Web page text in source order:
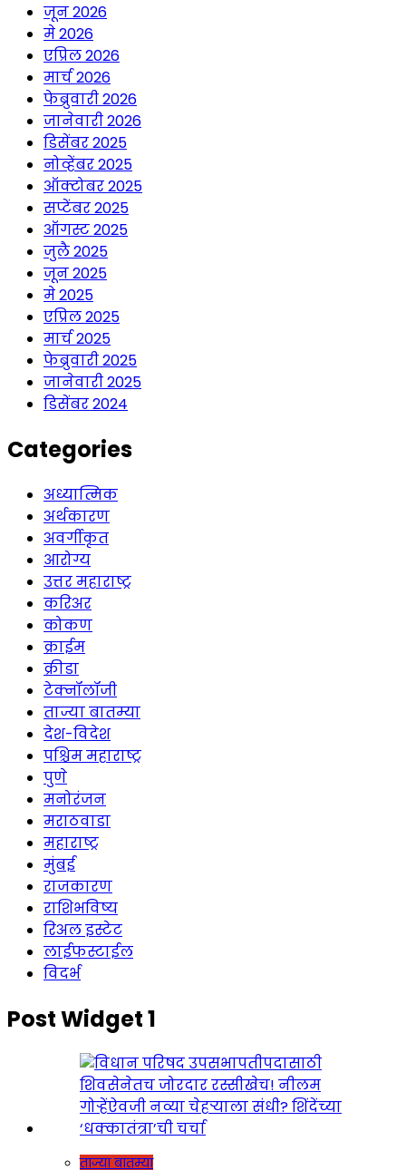
जून 2026
मे 2026
एप्रिल 2026
मार्च 2026
फेब्रुवारी 2026
जानेवारी 2026
डिसेंबर 2025
नोव्हेंबर 2025
ऑक्टोबर 2025
सप्टेंबर 2025
ऑगस्ट 2025
जुलै 2025
जून 2025
मे 2025
एप्रिल 2025
मार्च 2025
फेब्रुवारी 2025
जानेवारी 2025
डिसेंबर 2024
Categories
अध्यात्मिक
अर्थकारण
अवर्गीकृत
आरोग्य
उत्तर महाराष्ट्र
करिअर
कोकण
क्राईम
क्रीडा
टेक्नॉलॉजी
ताज्या बातम्या
देश-विदेश
पश्चिम महाराष्ट्र
पुणे
मनोरंजन
मराठवाडा
महाराष्ट्र
मुंबई
राजकारण
राशिभविष्य
रिअल इस्टेट
लाईफस्टाईल
विदर्भ
Post Widget 1
ताज्या बातम्या